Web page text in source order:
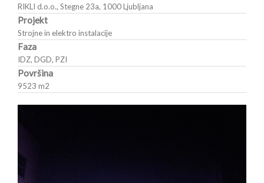
RIKLI d.o.o., Stegne 23a, 1000 Ljubljana
Projekt
Strojne in elektro instalacije
Faza
IDZ, DGD, PZI
Površina
9523 m2